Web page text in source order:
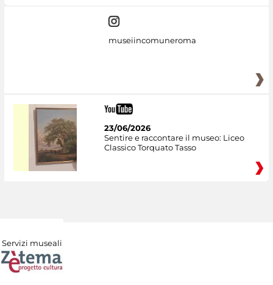
museiincomuneroma
23/06/2026
Sentire e raccontare il museo: Liceo
Classico Torquato Tasso
Servizi museali